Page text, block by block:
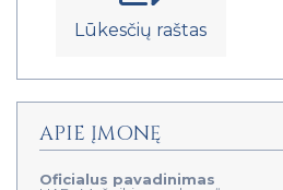
Lūkesčių raštas
APIE ĮMONĘ
Oficialus pavadinimas